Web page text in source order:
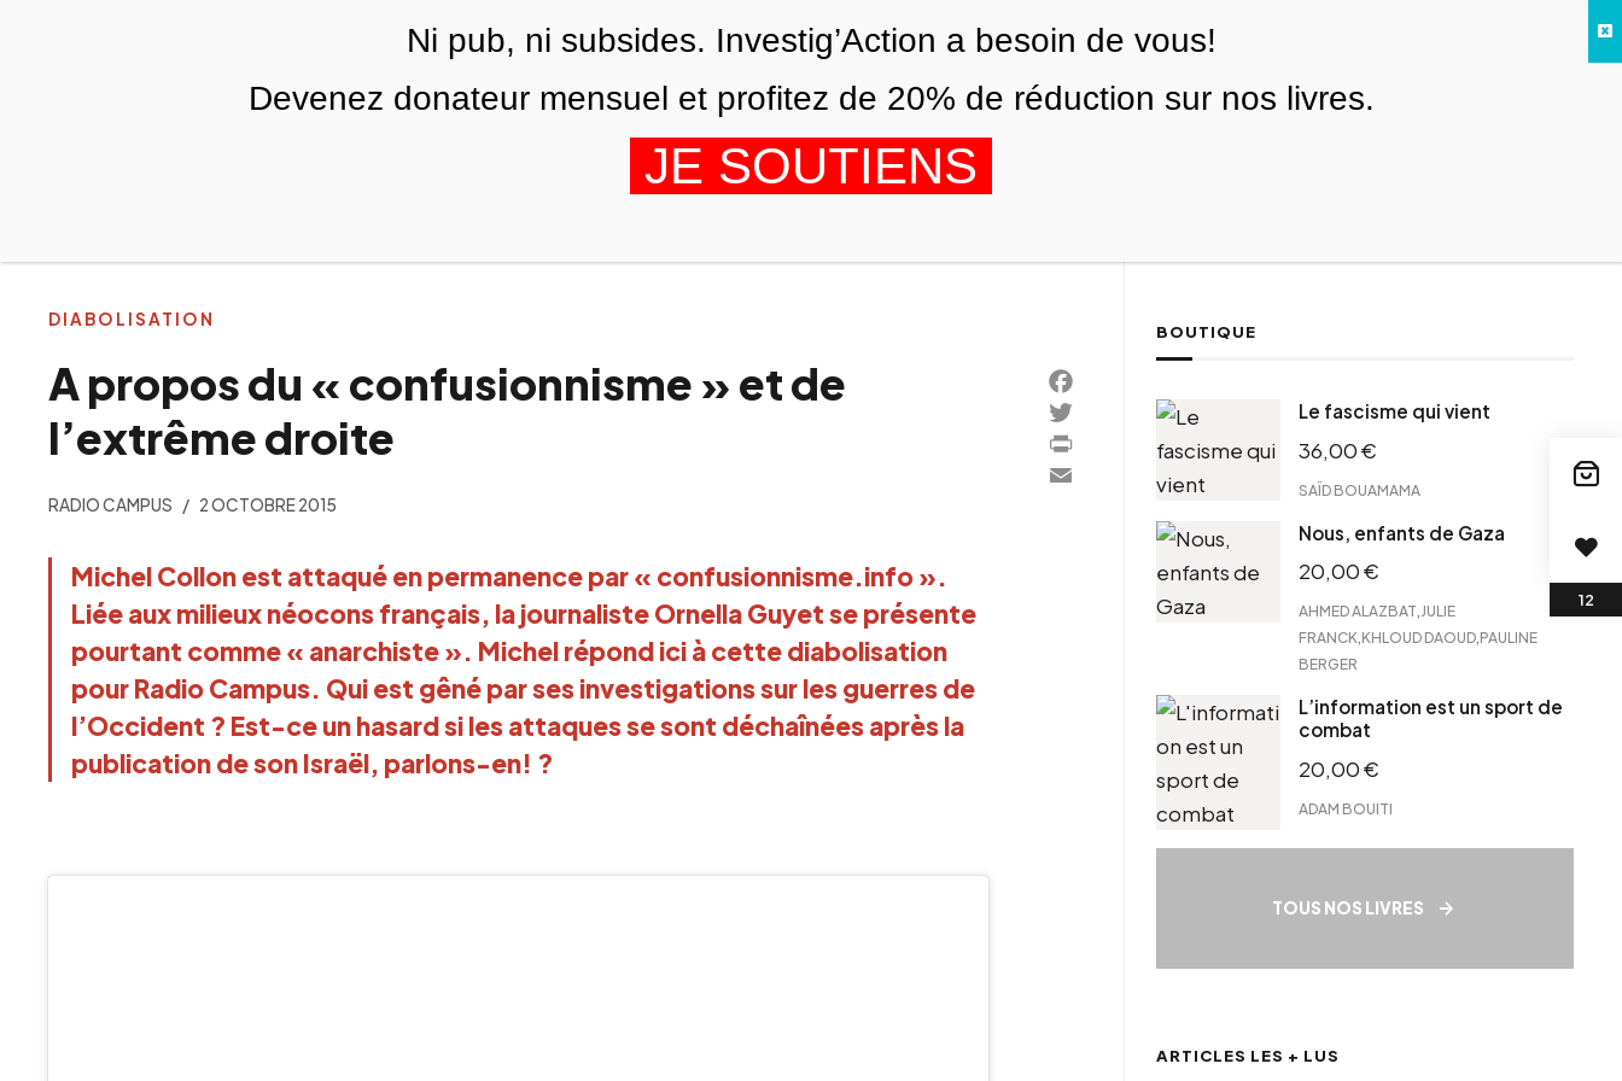
NOUS AGENDA
A propos du « confusionnisme » et de
l’extrême droite
RADIO CAMPUS 2 OCTOBRE 2015
Michel Collon est attaqué en permanence par « confusionnisme.info ».
Liée auxmilieux néocons français, la journaliste Ornella Guyet se présente
pourtant comme « anarchiste ». Michel répond ici à cette diabolisation
pour Radio Campus. Qui est gêné par ses investigations sur les guerres de
l’Occident ? Est-ce un hasard si les attaques se sont déchaînées après la
publication de son Israël, parlons-en! ?
DIABOLISATION
Facebook
Twitter
PrintFriendly
Email
BOUTIQUE
Le fascisme qui vient
36,00€
SAÏD BOUAMAMA
Nous, enfants de Gaza
20,00€
AHMED ALAZBAT JULIE
FRANCK KHLOUD DAOUD PAULINE
BERGER
L’information est un sport de
combat
20,00€
ADAM BOUITI
TOUS NOS LIVRES
ARTICLES LES + LUS
Ni pub, ni subsides. Investig’Action a besoin de vous!
Devenez donateur mensuel et profitez de 20% de réduction sur nos livres.
JE SOUTIENS